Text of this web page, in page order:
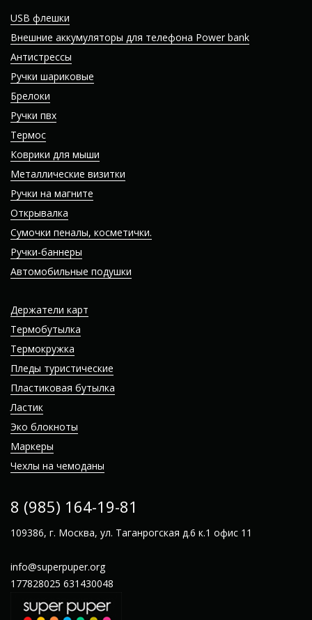
USB флешки
Внешние аккумуляторы для телефона Power bank
Антистрессы
Ручки шариковые
Брелоки
Ручки пвх
Термос
Коврики для мыши
Металлические визитки
Ручки на магните
Открывалка
Сумочки пеналы, косметички.
Ручки-баннеры
Автомобильные подушки
Держатели карт
Термобутылка
Термокружка
Пледы туристические
Пластиковая бутылка
Ластик
Эко блокноты
Маркеры
Чехлы на чемоданы
8 (985) 164-19-81
109386, г. Москва, ул. Таганрогская д.6 к.1 офис 11
info@superpuper.org
177828025 631430048